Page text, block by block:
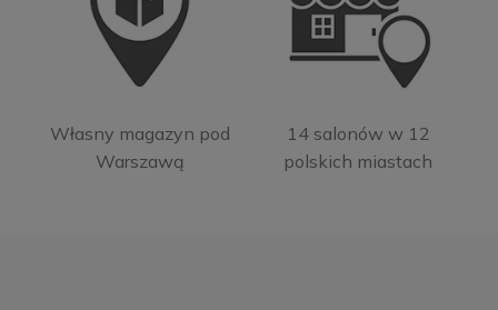
Własny magazyn pod
Warszawą
14 salonów w 12
polskich miastach